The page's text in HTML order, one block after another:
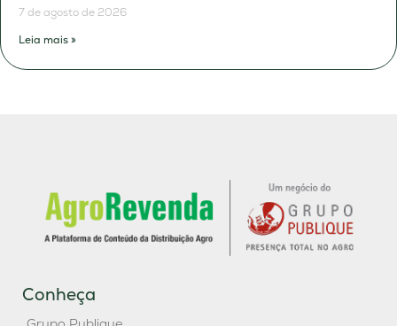
7 de agosto de 2026
Leia mais »
Conheça